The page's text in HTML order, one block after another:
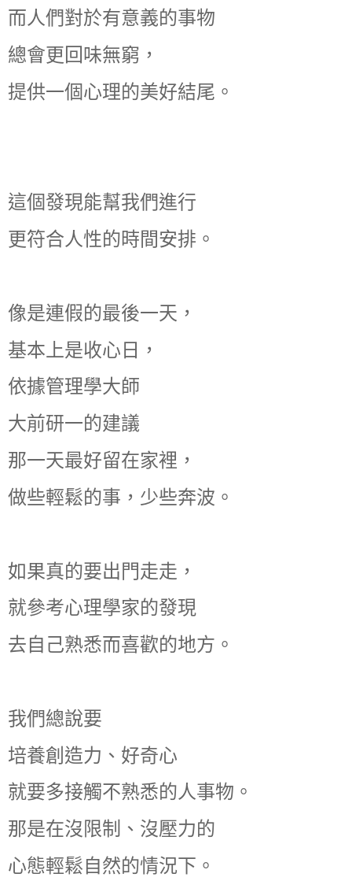
而人們對於有意義的事物
總會更回味無窮，
提供一個心理的美好結尾。
這個發現能幫我們進行
更符合人性的時間安排。
像是連假的最後一天，
基本上是收心日，
依據管理學大師
大前研一的建議
那一天最好留在家裡，
做些輕鬆的事，少些奔波。
如果真的要出門走走，
就參考心理學家的發現
去自己熟悉而喜歡的地方。
我們總說要
培養創造力、好奇心
就要多接觸不熟悉的人事物。
那是在沒限制、沒壓力的
心態輕鬆自然的情況下。